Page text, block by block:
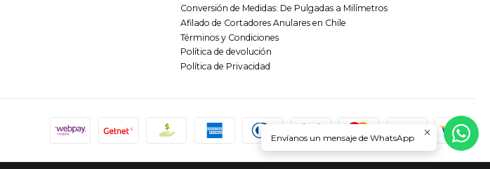
Conversión de Medidas: De Pulgadas a Milímetros
Afilado de Cortadores Anulares en Chile
Términos y Condiciones
Política de devolución
Política de Privacidad
Envíanos un mensaje de WhatsApp